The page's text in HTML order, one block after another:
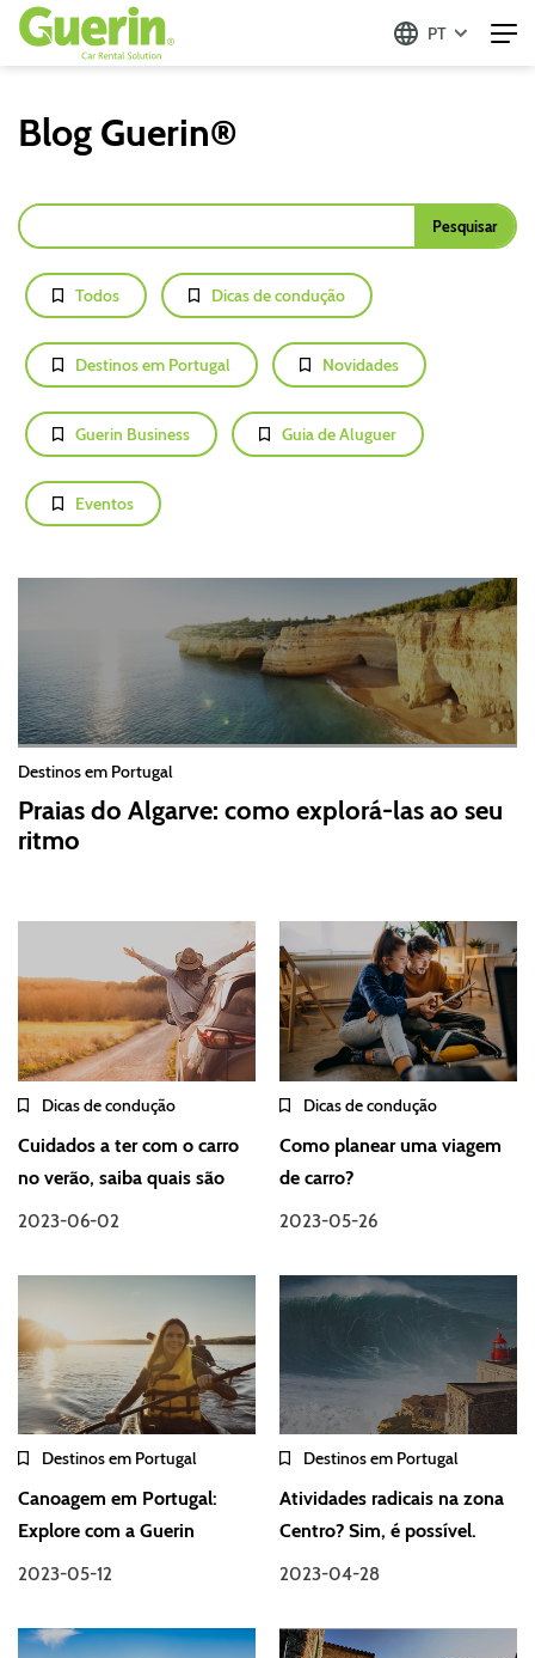
PT
Blog Guerin®
Todos Dicas de condução
Destinos em Portugal Novidades
Guerin Business Guia de Aluguer
Eventos
Destinos em Portugal
Praias do Algarve: como explorá-las ao seu
ritmo
Dicas de condução
Cuidados a ter com o carro
no verão, saiba quais são
2023-06-02
Dicas de condução
Como planear uma viagem
de carro?
2023-05-26
Destinos em Portugal
Canoagem em Portugal:
Explore com a Guerin
2023-05-12
Destinos em Portugal
Atividades radicais na zona
Centro? Sim, é possível.
2023-04-28